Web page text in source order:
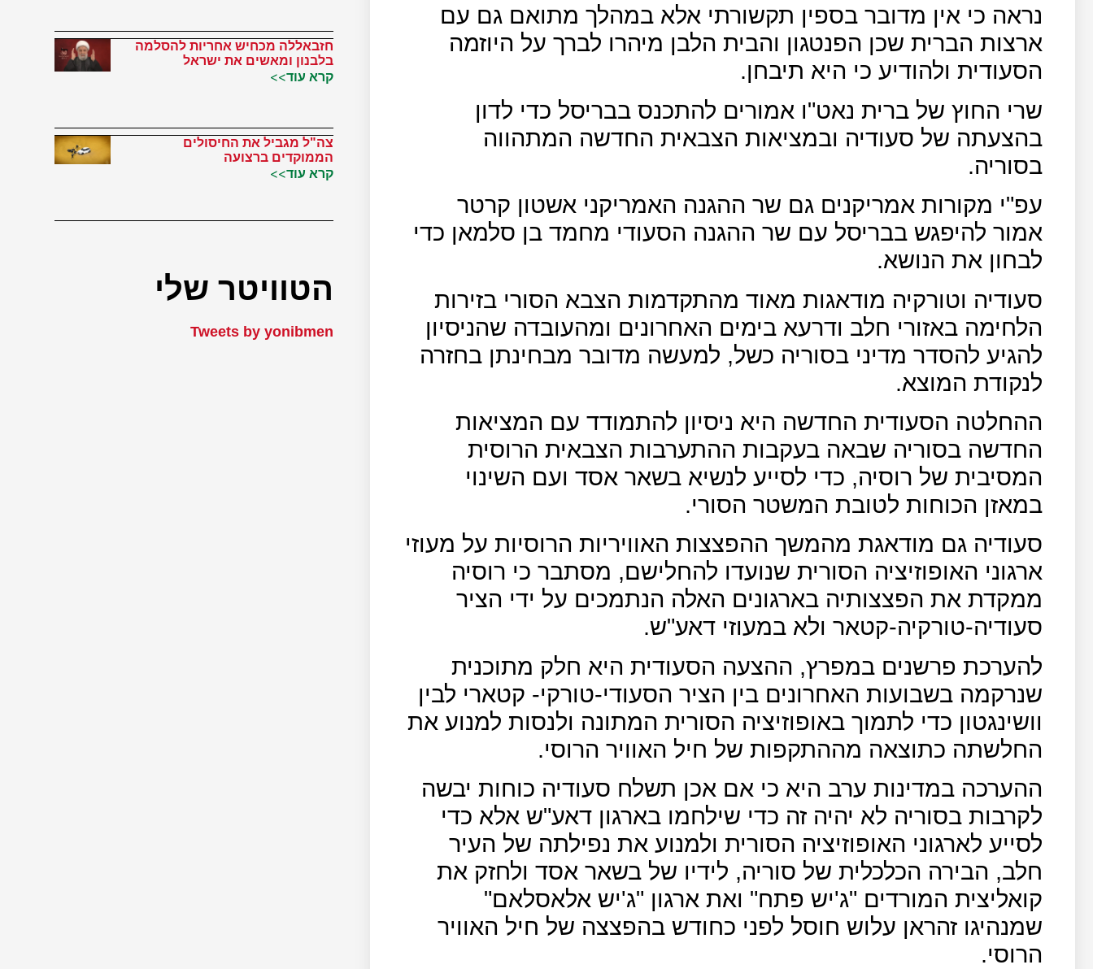
נראה כי אין מדובר בספין תקשורתי אלא במהלך מתואם גם עם
ארצות הברית שכן הפנטגון והבית הלבן מיהרו לברך על היוזמה
הסעודית ולהודיע כי היא תיבחן.
שרי החוץ של ברית נאט"ו אמורים להתכנס בבריסל כדי לדון
בהצעתה של סעודיה ובמציאות הצבאית החדשה המתהווה
בסוריה.
עפ"י מקורות אמריקנים גם שר ההגנה האמריקני אשטון קרטר
אמור להיפגש בבריסל עם שר ההגנה הסעודי מחמד בן סלמאן כדי
לבחון את הנושא.
סעודיה וטורקיה מודאגות מאוד מהתקדמות הצבא הסורי בזירות
הלחימה באזורי חלב ודרעא בימים האחרונים ומהעובדה שהניסיון
להגיע להסדר מדיני בסוריה כשל, למעשה מדובר מבחינתן בחזרה
לנקודת המוצא.
ההחלטה הסעודית החדשה היא ניסיון להתמודד עם המציאות
החדשה בסוריה שבאה בעקבות ההתערבות הצבאית הרוסית
המסיבית של רוסיה, כדי לסייע לנשיא בשאר אסד ועם השינוי
במאזן הכוחות לטובת המשטר הסורי.
סעודיה גם מודאגת מהמשך ההפצצות האוויריות הרוסיות על מעוזי
ארגוני האופוזיציה הסורית שנועדו להחלישם, מסתבר כי רוסיה
ממקדת את הפצצותיה בארגונים האלה הנתמכים על ידי הציר
סעודיה-טורקיה-קטאר ולא במעוזי דאע"ש.
להערכת פרשנים במפרץ, ההצעה הסעודית היא חלק מתוכנית
שנרקמה בשבועות האחרונים בין הציר הסעודי-טורקי- קטארי לבין
וושינגטון כדי לתמוך באופוזיציה הסורית המתונה ולנסות למנוע את
החלשתה כתוצאה מההתקפות של חיל האוויר הרוסי.
ההערכה במדינות ערב היא כי אם אכן תשלח סעודיה כוחות יבשה
לקרבות בסוריה לא יהיה זה כדי שילחמו בארגון דאע"ש אלא כדי
לסייע לארגוני האופוזיציה הסורית ולמנוע את נפילתה של העיר
חלב, הבירה הכלכלית של סוריה, לידיו של בשאר אסד ולחזק את
קואליצית המורדים "ג'יש פתח" ואת ארגון "ג'יש אלאסלאם"
שמנהיגו זהראן עלוש חוסל לפני כחודש בהפצצה של חיל האוויר
הרוסי.
חזבאללה מכחיש אחריות להסלמה
בלבנון ומאשים את ישראל
קרא עוד>>
צה"ל מגביל את החיסולים
הממוקדים ברצועה
קרא עוד>>
הטוויטר שלי
Tweets by yonibmen